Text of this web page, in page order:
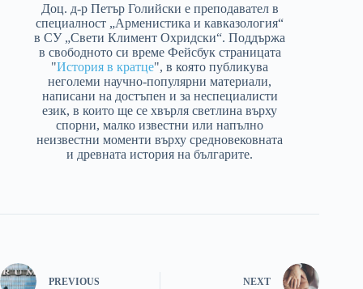
Доц. д-р Петър Голийски е преподавател в
специалност „Арменистика и кавказология“
в СУ „Свети Климент Охридски“. Поддържа
в свободното си време Фейсбук страницата
"История в кратце", в която публикува
неголеми научно-популярни материали,
написани на достъпен и за неспециалисти
език, в които ще се хвърля светлина върху
спорни, малко известни или напълно
неизвестни моменти върху средновековната
и древната история на българите.
PREVIOUS NEXT